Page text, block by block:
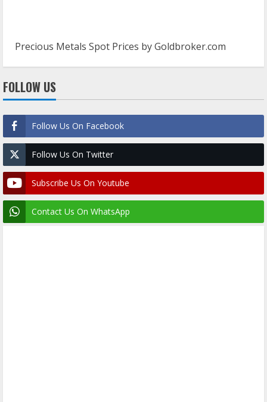
Precious Metals Spot Prices byGoldbroker.com
FOLLOW US
Follow Us On Facebook
Follow Us On Twitter
Subscribe Us On Youtube
Contact Us On WhatsApp